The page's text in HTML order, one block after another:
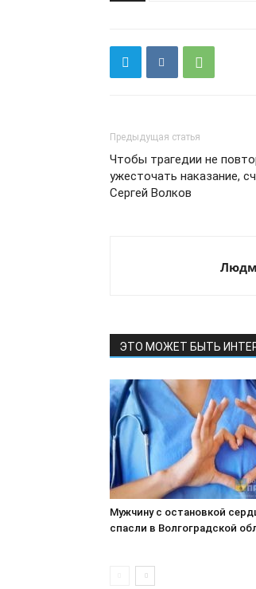
Предыдущая статья
Чтобы трагедии не
ужесточать наказание,
Сергей Волков
ЭТО МОЖЕТ БЫТЬ
Мужчину с остановкой
спасли в Волгоградской